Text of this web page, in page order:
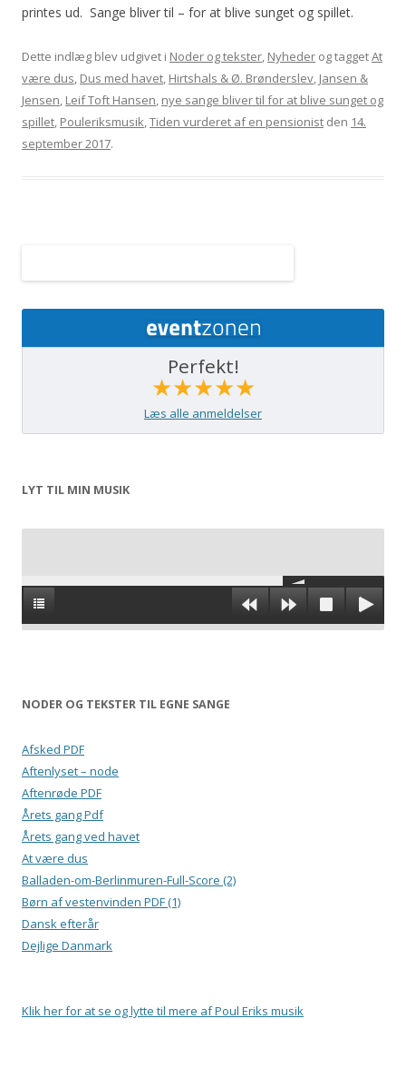
printes ud. Sange bliver til – for at blive sunget og spillet.
Dette indlæg blev udgivet i Noder og tekster, Nyheder og taggetAt
være dus, Dus med havet, Hirtshals & Ø. Brønderslev, Jansen &
Jensen, Leif Toft Hansen, nye sange bliver til for at blive sunget og
spillet, Pouleriksmusik,Tiden vurderet af en pensionist den 14.
september 2017.
Perfekt!
★★★★★
Læs alle anmeldelser
LYT TIL MIN MUSIK
NODER OG TEKSTER TIL EGNE SANGE
Afsked PDF
Aftenlyset – node
Aftenrøde PDF
Årets gang Pdf
Årets gang ved havet
At være dus
Balladen-om-Berlinmuren-Full-Score (2)
Børn af vestenvinden PDF (1)
Dansk efterår
Dejlige Danmark
Klik her for at se og lytte til mere af Poul Eriks musik